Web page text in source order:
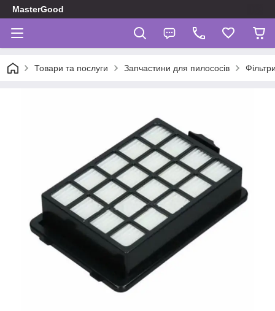
MasterGood
Товари та послуги Запчастини для пилососів